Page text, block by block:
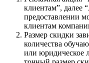
клиентам”, далее
предоставлении
клиентам
Размер скидки
количества
или юридическое